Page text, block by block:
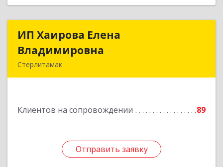
ИП Хаирова Елена
Владимировна
Стерлитамак
Клиентов на сопровождении 89
Отправить заявку
ИП Хаирова Елена
Отправить заявку